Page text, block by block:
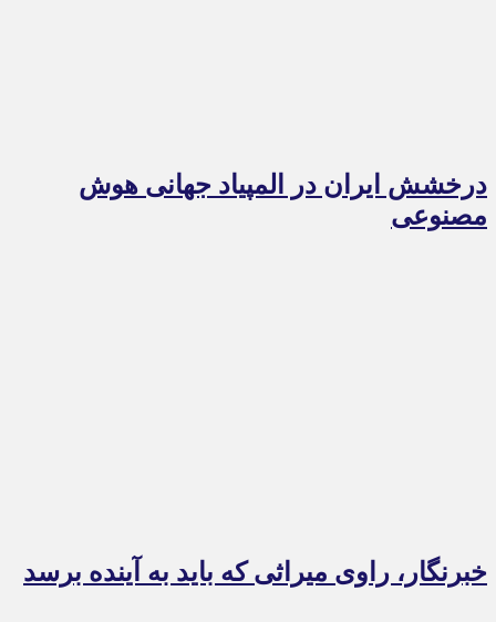
درخشش ایران در المپیاد جهانی هوش
مصنوعی
خبرنگار، راوی میراثی که باید به آینده برسد